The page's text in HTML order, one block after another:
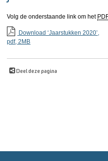
Volg de onderstaande link om het
Download ‘Jaarstukken 2020’,
pdf, 2MB
Deel deze pagina